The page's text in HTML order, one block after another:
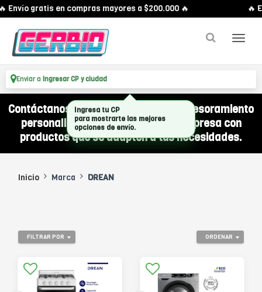
Envío gratis en compras mayores a $200.000 🔥 🔥
Enviar a Ingresar CP y ciudad
Contáctanos por WhatsApp y recibí asesoramiento
personalizado para equipar a tu empresa con
productos que se adapten a tus necesidades.
Inicio Marca DREAN
ORDENAR
FILTRAR POR
Ingresa tu CP
para mostrarte las mejores
opciones de envío.